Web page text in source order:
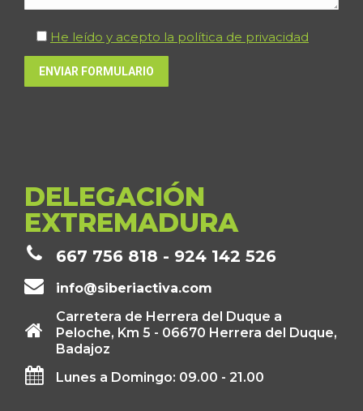
He leído y acepto la política de privacidad
DELEGACIÓN
EXTREMADURA
667 756 818 - 924 142 526
info@siberiactiva.com
Carretera de Herrera del Duque a
Peloche, Km 5 - 06670 Herrera del Duque,
Badajoz
Lunes a Domingo: 09.00 - 21.00